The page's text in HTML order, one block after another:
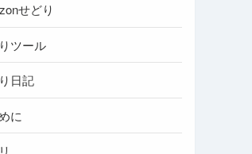
せどり
ツール
日記
に